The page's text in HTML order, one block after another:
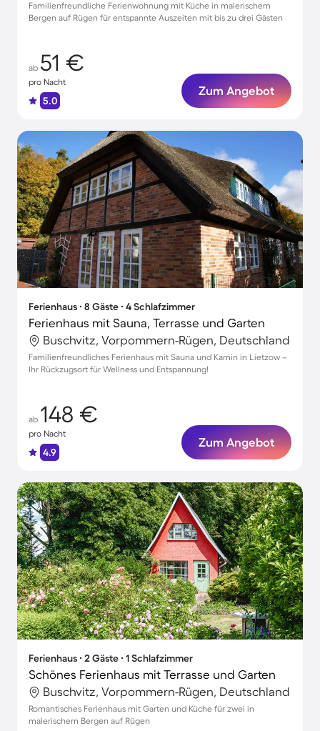
Familienfreundliche Ferienwohnung mit Küche in malerischem
Bergen auf Rügen für entspannte Auszeiten mit bis zu drei Gästen
ab 51 €
pro Nacht
5.0
Zum Angebot
Ferienhaus ∙ 8 Gäste ∙ 4 Schlafzimmer
Ferienhaus mit Sauna, Terrasse und Garten
Buschvitz, Vorpommern-Rügen, Deutschland
Familienfreundliches Ferienhaus mit Sauna und Kamin in Lietzow –
Ihr Rückzugsort für Wellness und Entspannung!
ab 148 €
pro Nacht
4.9
Zum Angebot
Ferienhaus ∙ 2 Gäste ∙ 1 Schlafzimmer
Schönes Ferienhaus mit Terrasse und Garten
Buschvitz, Vorpommern-Rügen, Deutschland
Romantisches Ferienhaus mit Garten und Küche für zwei in
malerischem Bergen auf Rügen